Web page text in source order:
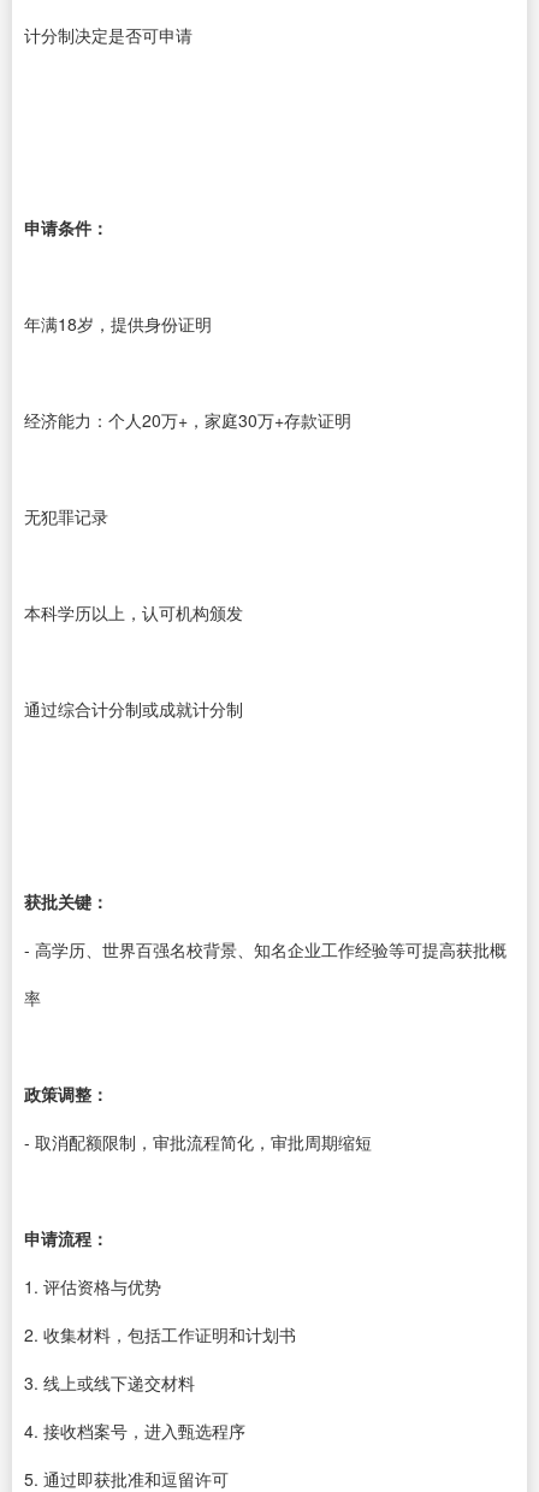
计分制决定是否可申请
申请条件：
年满18岁，提供身份证明
经济能力：个人20万+，家庭30万+存款证明
无犯罪记录
本科学历以上，认可机构颁发
通过综合计分制或成就计分制
获批关键：
- 高学历、世界百强名校背景、知名企业工作经验等可提高获批概
率
政策调整：
- 取消配额限制，审批流程简化，审批周期缩短
申请流程：
1. 评估资格与优势
2. 收集材料，包括工作证明和计划书
3. 线上或线下递交材料
4. 接收档案号，进入甄选程序
5. 通过即获批准和逗留许可